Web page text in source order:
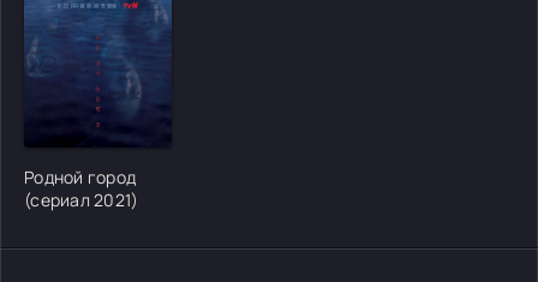
[/xfgiven_cvh_poster_urlcvh_poster_url]
Родной город
(сериал 2021)